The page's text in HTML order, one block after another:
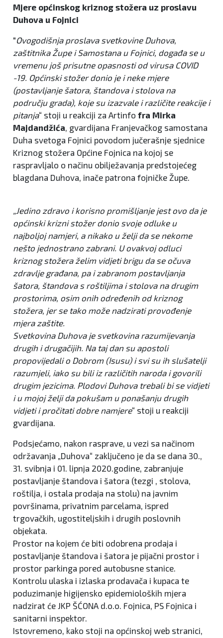
Mjere općinskog kriznog stožera uz proslavu
Duhova u Fojnici
"Ovogodišnja proslava svetkovine Duhova,
zaštitnika Župe i Samostana u Fojnici, događa se u
vremenu još prisutne opasnosti od virusa COVID
-19. Općinski stožer donio je i neke mjere
(postavljanje šatora, štandova i stolova na
području grada), koje su izazvale i različite reakcije i
pitanja“ stoji u reakciji za Artinfo fra Mirka
Majdandžića , gvardijana Franjevačkog samostana
Duha svetoga Fojnici povodom jučerašnje sjednice
Kriznog stožera Općine Fojnica na kojoj se
raspravljalo o načinu obilježavanja predstojećeg
blagdana Duhova, inače patrona fojničke Župe.
„Jedino zdravo i korisno promišljanje jest ovo da je
općinski krizni stožer donio svoje odluke u
najboljoj namjeri, a nikako u želji da se nekome
nešto jednostrano zabrani. U ovakvoj odluci
kriznog stožera želim vidjeti brigu da se očuva
zdravlje građana, pa i zabranom postavljanja
šatora, štandova s roštiljima i stolova na drugim
prostorima, osim onih određenih od kriznog
stožera, jer se tako može nadzirati provođenje
mjera zaštite.
Svetkovina Duhova je svetkovina razumijevanja
drugih i drugačijih. Na taj dan su apostoli
propovijedali o Dobrom (Isusu) i svi su ih slušatelji
razumjeli, iako su bili iz različitih naroda i govorili
drugim jezicima. Plodovi Duhova trebali bi se vidjeti
i u mojoj želji da pokušam u ponašanju drugih
vidjeti i pročitati dobre namjere“ stoji u reakciji
gvardijana.
Podsjećamo, nakon rasprave, u vezi sa načinom
održavanja „Duhova“ zaključeno je da se dana 30.,
31. svibnja i 01. lipnja 2020.godine, zabranjuje
postavljanje štandova i šatora (tezgi , stolova,
roštilja, i ostala prodaja na stolu) na javnim
površinama, privatnim parcelama, ispred
trgovačkih, ugostiteljskih i drugih poslovnih
objekata.
Prostor na kojem će biti odobrena prodaja i
postavljanje štandova i šatora je pijačni prostor i
prostor parkinga pored autobusne stanice.
Kontrolu ulaska i izlaska prodavača i kupaca te
poduzimanje higijensko epidemioloških mjera
nadzirat će JKP ŠĆONA d.o.o. Fojnica, PS Fojnica i
sanitarni inspektor.
Istovremeno, kako stoji na općinskoj web stranici,